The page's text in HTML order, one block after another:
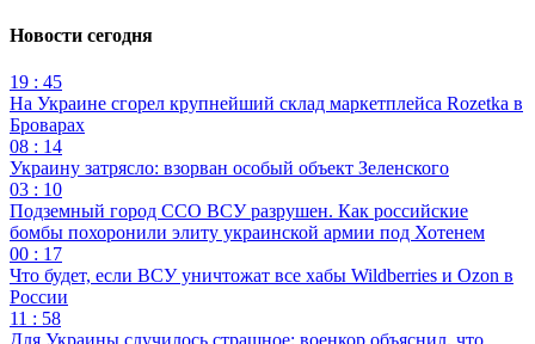
Новости сегодня
19 : 45
На Украине сгорел крупнейший склад маркетплейса Rozetka в
Броварах
08 : 14
Украину затрясло: взорван особый объект Зеленского
03 : 10
Подземный город ССО ВСУ разрушен. Как российские
бомбы похоронили элиту украинской армии под Хотенем
00 : 17
Что будет, если ВСУ уничтожат все хабы Wildberries и Ozon в
России
11 : 58
Для Украины случилось страшное: военкор объяснил, что